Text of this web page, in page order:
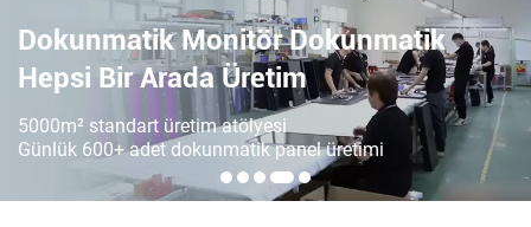
Dokunmatik MonitörDokunmatik
Hepsi Bir AradaÜretim
5000m² standart üretim atölyesi
Günlük 600+ adet dokunmatik panel üretimi